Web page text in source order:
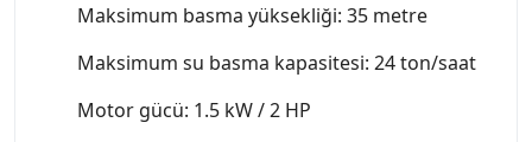
Maksimum basma yüksekliği: 35 metre
Maksimum su basma kapasitesi: 24 ton/saat
Motor gücü: 1.5 kW / 2 HP